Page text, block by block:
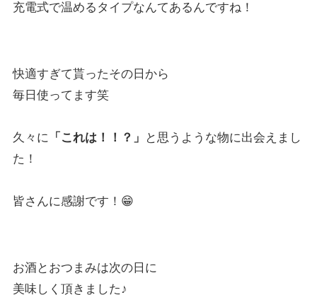
充電式で温めるタイプなんてあるんですね！
快適すぎて貰ったその日から
毎日使ってます笑
久々に 「これは！！？」
と思うような物に出会えまし
た！
皆さんに感謝です！😁
お酒とおつまみは次の日に
美味しく頂きました♪